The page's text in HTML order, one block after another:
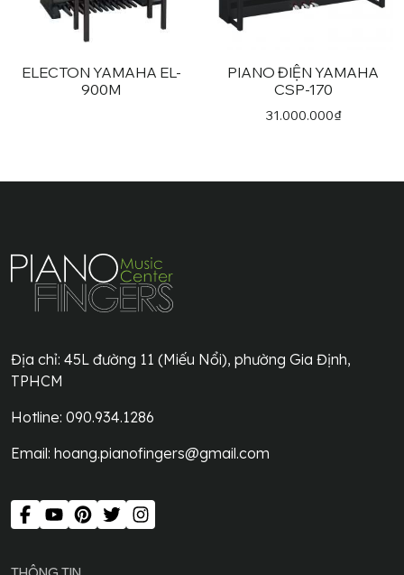
ELECTON YAMAHA EL-
900M
PIANO ĐIỆN YAMAHA
CSP-170
31.000.000₫
Địa chỉ: 45L đường 11 (Miếu Nổi), phường Gia Định,
TPHCM
Hotline: 090.934.1286
Email: hoang.pianofingers@gmail.com